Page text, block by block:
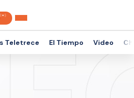
Teletrece El Tiempo Video